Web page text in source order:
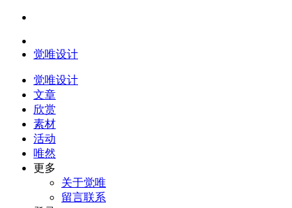
觉唯设计
觉唯设计
文章
欣赏
素材
活动
唯然
更多
关于觉唯
留言联系